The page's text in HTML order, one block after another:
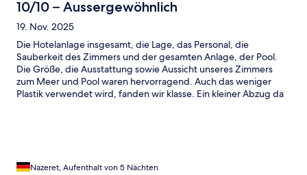
10/10 – Aussergewöhnlich
19. Nov. 2025
Die Hotelanlage insgesamt, die Lage, das Personal, die
Sauberkeit des Zimmers und der gesamten Anlage, der Pool.
Die Größe, die Ausstattung sowie Aussicht unseres Zimmers
zum Meer und Pool waren hervorragend. Auch das weniger
Plastik verwendet wird, fanden wir klasse. Ein kleiner Abzug da
für jeden Geschmack was dabei und war sehr ausgewogen
Nazeret, Aufenthalt von 5 Nächten